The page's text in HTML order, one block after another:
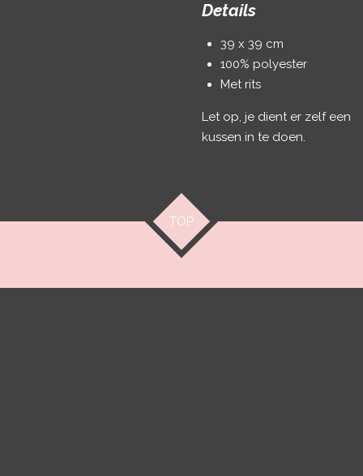
Details
39 x 39 cm
100% polyester
Met rits
Let op, je dient er zelf een
kussen in te doen.
TOP